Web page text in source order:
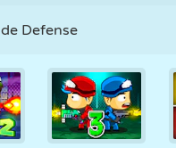
Defense